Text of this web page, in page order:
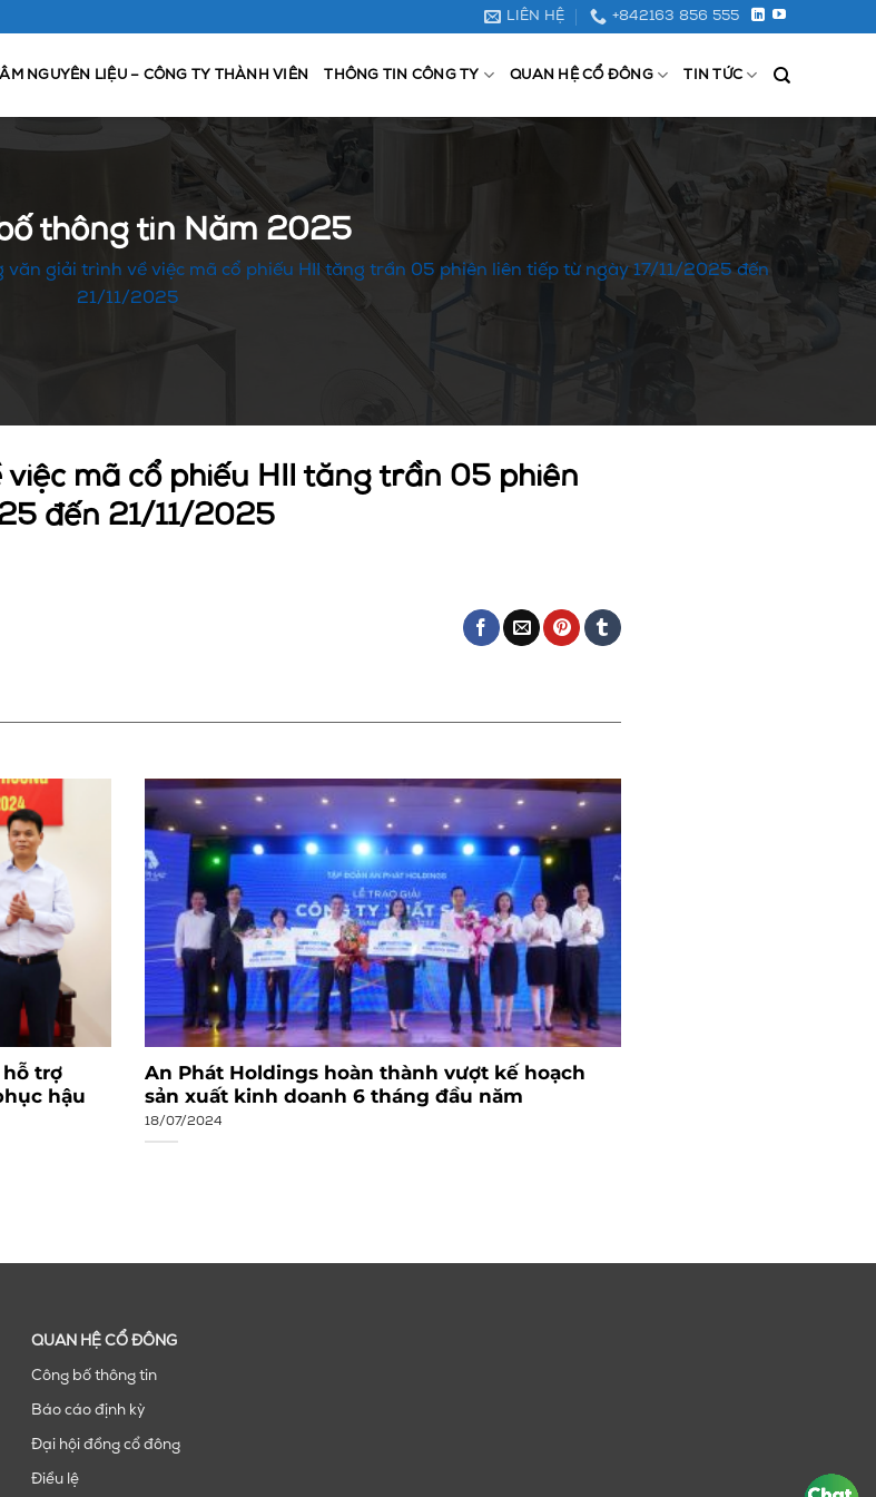
LIÊN HỆ +842163 856 555
NGUYÊN LIỆU – CÔNG TY THÀNH VIÊN THÔNG TIN CÔNG TY QUAN HỆ CỔ ĐÔNG TIN TỨC
thông tin Năm 2025
văn giải trình về việc mã cổ phiếu HII tăng trần 05 phiên liên tiếp từ ngày 17/11/2025 đến
21/11/2025
việc mã cổ phiếu HII tăng trần 05 phiên
đến 21/11/2025
hỗ trợ
hậu
An Phát Holdings hoàn thành vượt kế hoạch
sản xuất kinh doanh 6 tháng đầu năm
18/07/2024
QUAN HỆ CỔ ĐÔNG
Công bố thông tin
Báo cáo định kỳ
Đại hội đồng cổ đông
Điều lệ